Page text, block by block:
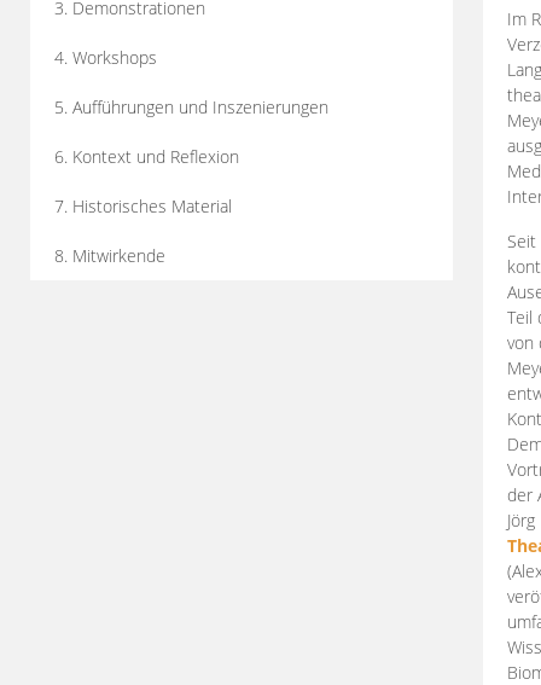
3. Demonstrationen
4. Workshops
5. Aufführungen und Inszenierungen
6. Kontext und Reflexion
7. Historisches Material
8. Mitwirkende
Im
Teil
von
der